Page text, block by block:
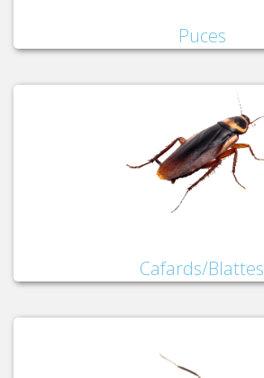
Puces
Cafards/Blattes